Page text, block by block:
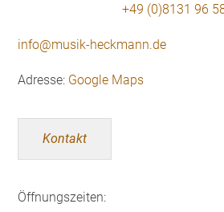
+49 (0)8131 96
info@musik-heckmann.de
Adresse: Google Maps
Kontakt
Öffnungszeiten: